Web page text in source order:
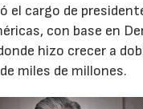
el cargo de
con base en
hizo crecer a
miles de millones.